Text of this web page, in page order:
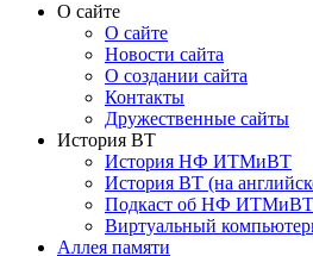
О сайте
О сайте
Новости сайта
О создании сайта
Контакты
Дружественные сайты
История ВТ
История НФ ИТМиВТ
История ВТ (на
Подкаст об НФ ИТМиВТ
Виртуальный
Аллея памяти